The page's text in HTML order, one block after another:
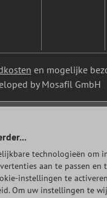
en mogelijke
by Mosafil GmbH
technologieën om
aan te passen en
instellingen te
Om uw instellingen te